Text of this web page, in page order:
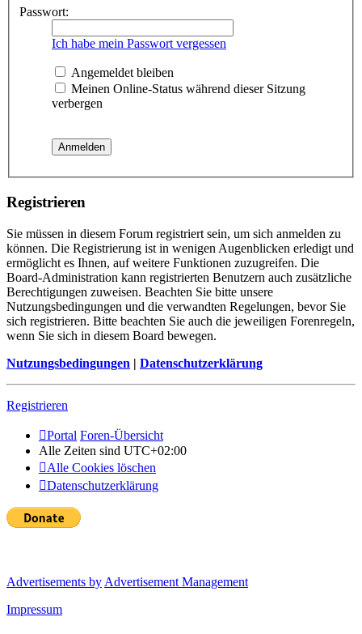
Passwort:
Ich habe mein Passwort vergessen
Angemeldet bleiben
Meinen Online-Status während dieser Sitzung
verbergen
Registrieren
Sie müssen in diesem Forum registriert sein, um sich anmelden zu
können. Die Registrierung ist in wenigen Augenblicken erledigt und
ermöglicht es Ihnen, auf weitere Funktionen zuzugreifen. Die
Board-Administration kann registrierten Benutzern auch zusätzliche
Berechtigungen zuweisen. Beachten Sie bitte unsere
Nutzungsbedingungen und die verwandten Regelungen, bevor Sie
sich registrieren. Bitte beachten Sie auch die jeweiligen Forenregeln,
wenn Sie sich in diesem Board bewegen.
Nutzungsbedingungen | Datenschutzerklärung
Registrieren
Portal Foren-Übersicht
Alle Zeiten sind UTC+02:00
Alle Cookies löschen
Datenschutzerklärung
Advertisements by Advertisement Management
Impressum